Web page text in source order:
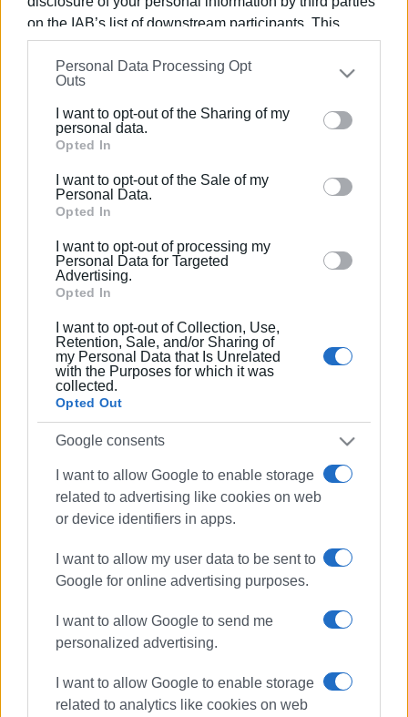
on the IAB’s list of downstream participants. This
information may also be disclosed by us to third parties
on theIAB’s List of Downstream Participants
that may
further disclose it to other third parties.
Please note that this website/app uses one or more
Google services and may gather and store information
behaviour. You may click to grant or deny consent to
Google and its third-party tags to use your data for
section.
Personal Data Processing Opt
Outs
I want to opt-out of the Sharing of my
personal data.
Opted In
I want to opt-out of the Sale of my
Personal Data.
Opted In
I want to opt-out of processing my
Personal Data for Targeted
Advertising.
Opted In
I want to opt-out of Collection, Use,
Retention, Sale, and/or Sharing of
my Personal Data that Is Unrelated
with the Purposes for which it was
collected.
Opted Out
Google consents
I want to allow Google to enable storage
related to advertising like cookies on web
or device identifiers in apps.
I want to allow my user data to be sent to
Google for online advertising purposes.
I want to allow Google to send me
personalized advertising.
I want to allow Google to enable storage
related to analytics like cookies on web
τηλεφωνικό αριθμό «100».
Περισσότερες συμβουλές για την αποφυγή εξαπάτησης
μπορείτε να βρείτε στην επίσημη ιστοσελίδα της
ενότητα Οδηγός του Πολίτη και της Διεύθυνσης Δίωξης
Ηλεκτρονικού Εγκλήματος (https://cyberalert.gr).
Εμφανίσεις: 159
ΕΛΕΝΗ ΚΟΡΩΝΑΚΗ
Εργάζεται στις Εκδόσεις Ενημέρωση από το
1990 σε θέσεις υψηλής ευθύνης. Ειδικεύεται στις
δημόσιες σχέσεις, το ελεύθερο και το
Facebook
Συνδρομητές στο e-paper